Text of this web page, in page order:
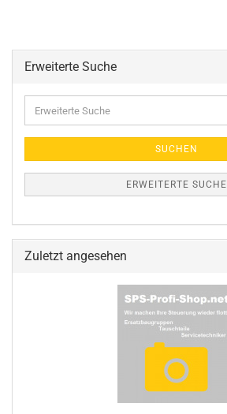
Erweiterte Suche
Suche
SUCHEN
ERWEITERTE SUCHE
Zuletzt angesehen